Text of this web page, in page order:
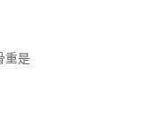
重是